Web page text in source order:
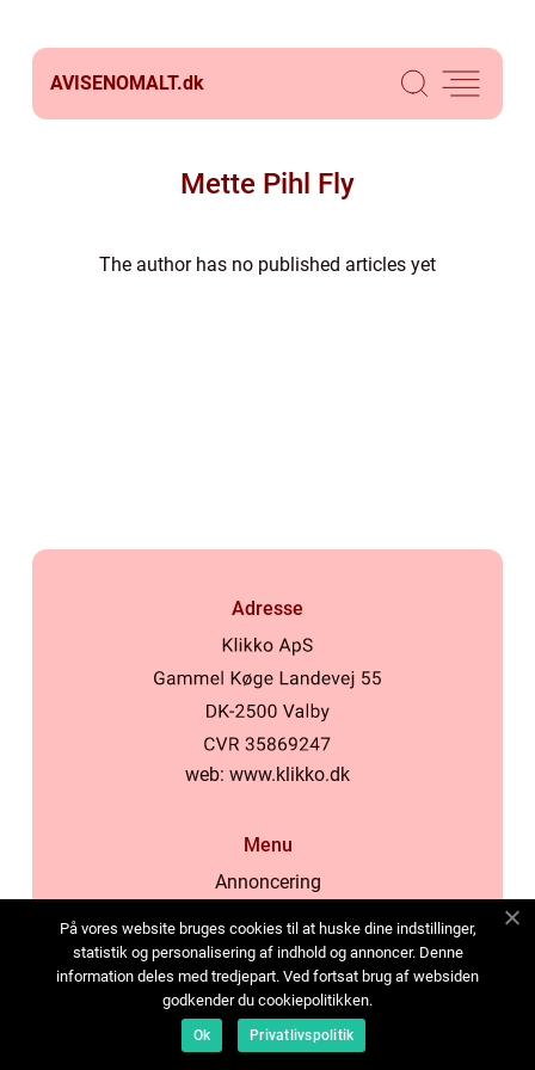
AVISENOMALT.dk
Mette Pihl Fly
The author has no published articles yet
Adresse
web: www.klikko.dk
Menu
Annoncering
Cookies
Kontakt os
Sitemap
På vores website bruges cookies til at huske dine indstillinger,
statistik og personalisering af indhold og annoncer. Denne
information deles med tredjepart. Ved fortsat brug af websiden
godkender du cookiepolitikken.
Ok Privatlivspolitik